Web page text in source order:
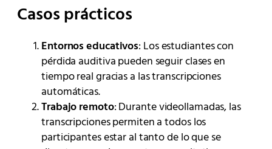
Casos prácticos
Entornos educativos: Los estudiantes con
pérdida auditiva pueden seguir clases en
tiempo real gracias a las transcripciones
automáticas.
Trabajo remoto: Durante videollamadas, las
transcripciones permiten a todos los
participantes estar al tanto de lo que se